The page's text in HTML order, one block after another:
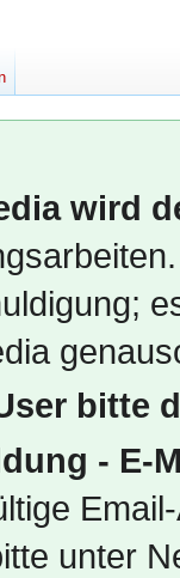
wird
bitte
- E-
unter